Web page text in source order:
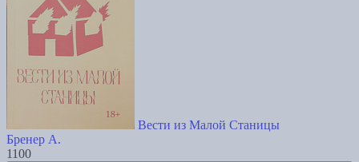
Вести из Малой Станицы
Бренер А.
1100